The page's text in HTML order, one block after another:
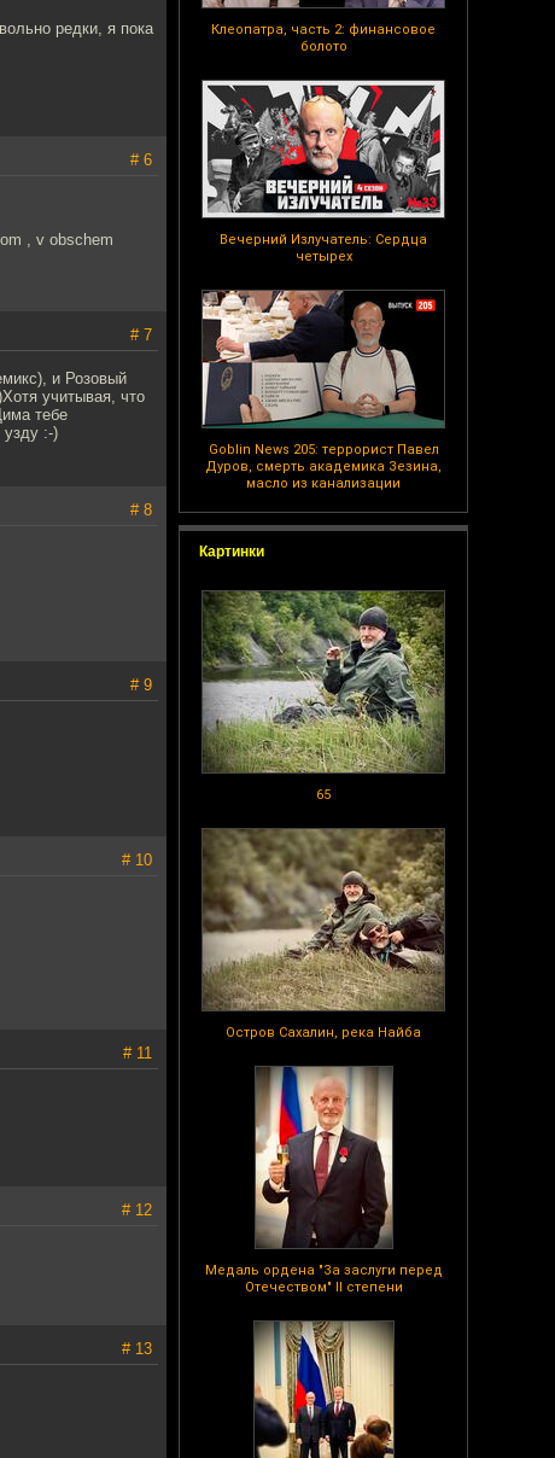
Клеопатра, часть 2: финансовое
болото
Вечерний Излучатель: Сердца
четырех
Goblin News 205: террорист Павел
Дуров, смерть академика Зезина,
масло из канализации
Картинки
65
Остров Сахалин, река Найба
Медаль ордена "За заслуги перед
Отечеством" II степени
редки, я пока
# 6
, v obschem
# 7
и Розовый
учитывая, что
тебе
узду :-)
# 8
# 9
# 10
# 11
# 12
# 13